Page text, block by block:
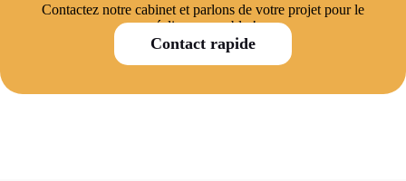
Contactez notre cabinet et parlons de votre projet pour le
réaliser ensemble !
Contact rapide